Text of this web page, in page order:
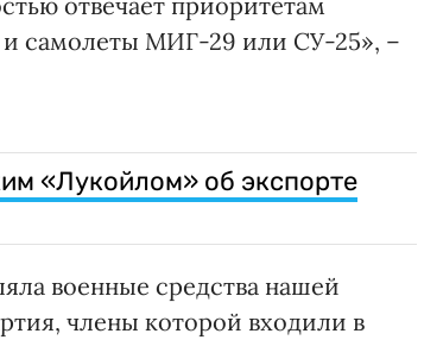
самолеты МИГ-29 или СУ-25», –
«Лукойлом» об экспорте
военные средства нашей
члены которой входили в